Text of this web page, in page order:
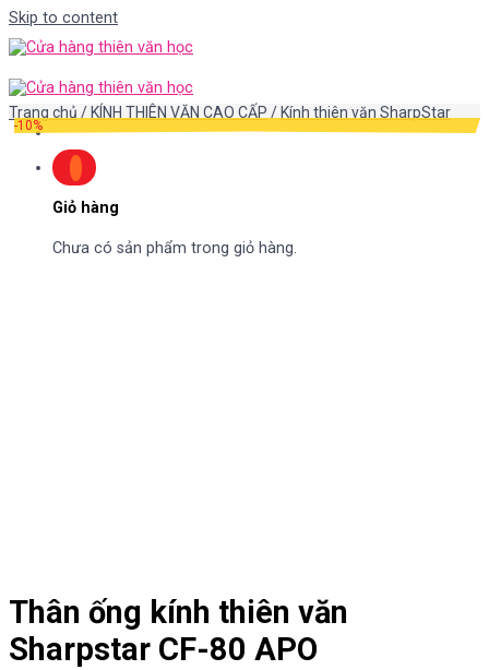
Skip to content
Giỏ hàng
Chưa có sản phẩm trong giỏ hàng.
Trang chủ / KÍNH THIÊN VĂN CAO CẤP / Kính thiên văn SharpStar
-10%
Thân ống kính thiên văn
Sharpstar CF-80 APO